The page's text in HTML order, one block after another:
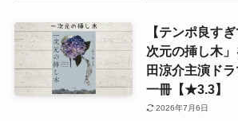
【テンポ良す
次元の挿し木
田涼介主演ド
一冊【★3.3】
2026年7月6日